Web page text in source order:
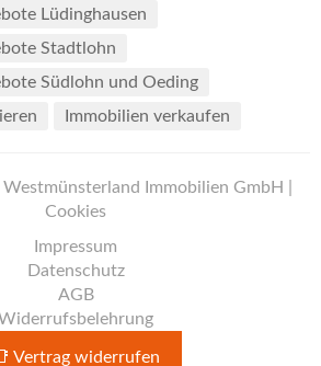
Lüdinghausen
Stadtlohn
Südlohn und Oeding
Immobilien verkaufen
Immobilien GmbH |
Cookies
Impressum
Datenschutz
AGB
Vertrag widerrufen